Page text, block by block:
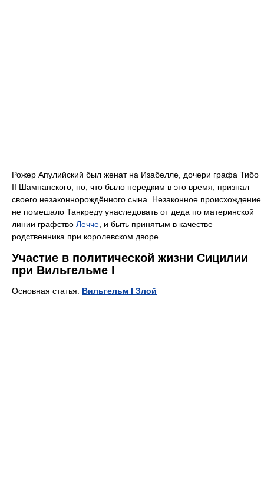
Рожер Апулийский был женат на Изабелле, дочери графа Тибо
II Шампанского, но, что было нередким в это время, признал
своего незаконнорождённого сына. Незаконное происхождение
не помешало Танкреду унаследовать от деда по материнской
линии графство Лечче , и быть принятым в качестве
родственника при королевском дворе.
Участие в политической жизни Сицилии
при Вильгельме I
Основная статья: Вильгельм I Злой